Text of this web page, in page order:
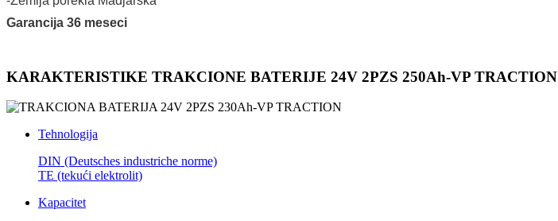
Garancija 36 meseci
KARAKTERISTIKE TRAKCIONE BATERIJE 24V 2PZS 250Ah-VP TRACTION
Tehnologija
DIN (Deutsches industriche norme)
TE (tekući elektrolit)
Kapacitet